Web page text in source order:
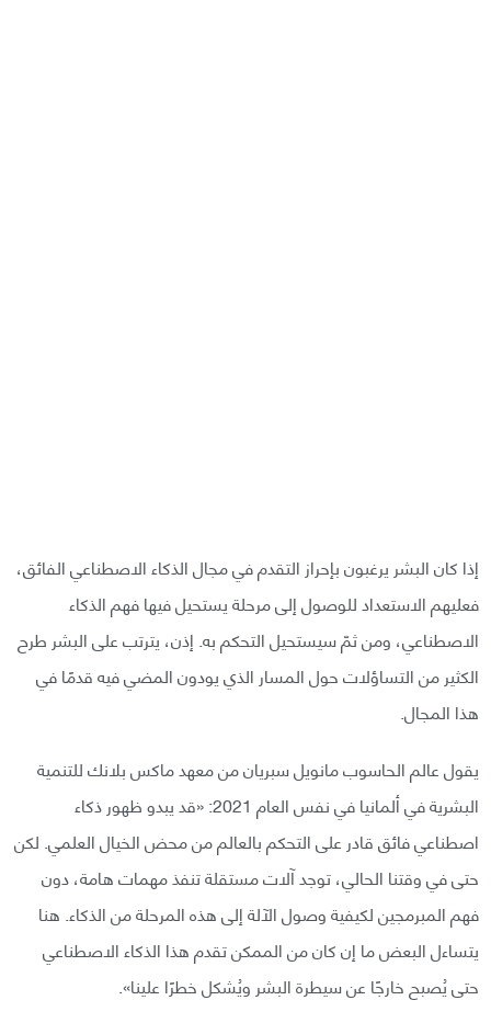
إذا كان البشر يرغبون بإحراز التقدم في مجال الذكاء الاصطناعي الفائق،
فعليهم الاستعداد للوصول إلى مرحلة يستحيل فيها فهم الذكاء
الاصطناعي، ومن ثمّ سيستحيل التحكم به. إذن، يترتب على البشر طرح
الكثير من التساؤلات حول المسار الذي يودون المضي فيه قدمًا في
هذا المجال.
يقول عالم الحاسوب مانويل سبريان من معهد ماكس بلانك للتنمية
البشرية في ألمانيا في نفس العام 2021: «قد يبدو ظهور ذكاء
اصطناعي فائق قادر على التحكم بالعالم من محض الخيال العلمي. لكن
حتى في وقتنا الحالي، توجد آلات مستقلة تنفذ مهمات هامة، دون
فهم المبرمجين لكيفية وصول الآلة إلى هذه المرحلة من الذكاء. هنا
يتساءل البعض ما إن كان من الممكن تقدم هذا الذكاء الاصطناعي
حتى يُصبح خارجًا عن سيطرة البشر ويُشكل خطرًا علينا».